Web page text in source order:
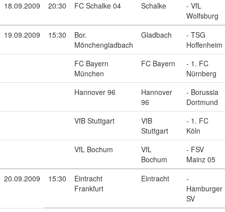
18.09.2009
20:30 FC Schalke 04 Schalke
- VfL
Wolfsburg
19.09.2009
15:30
Bor.
Mönchengladbach
Gladbach
- TSG
Hoffenheim
FC Bayern
München
FC Bayern
- 1. FC
Nürnberg
Hannover 96
Hannover
96
- Borussia
Dortmund
VfB Stuttgart
VfB
Stuttgart
- 1. FC
Köln
VfL Bochum
VfL
Bochum
- FSV
Mainz 05
20.09.2009
15:30
Eintracht
Frankfurt
Eintracht
-
Hamburger
SV